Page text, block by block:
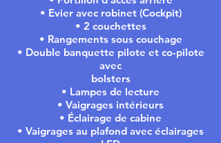
• Evier avec robinet (Cockpit)
• 2 couchettes
• Rangements sous couchage
• Double banquette pilote et co-pilote
avec
bolsters
• Lampes de lecture
• Vaigrages intérieurs
• Éclairage de cabine
• Vaigrages au plafond avec éclairages